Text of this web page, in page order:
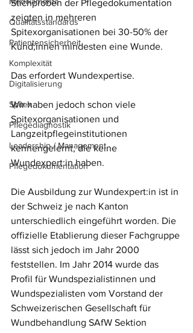
Qualitätsstandards
Patientensicherheit
Komplexität
Digitalisierung
Spitex
Pflegediagnostik
Leadership / Management
Pflegedokumentation
Stichproben der Pflegedokumentation
zeigten in mehreren
Spitexorganisationen bei 30-50% der
Kund;innen mindesten eine Wunde.
Das erfordert Wundexpertise.
Wir haben jedoch schon viele
Spitexorganisationen und
Langzeitpflegeinstitutionen
kennengelernt, die keine
Wundexpert:in haben.
Die Ausbildung zur Wundexpert:in ist in
der Schweiz je nach Kanton
unterschiedlich eingeführt worden. Die
offizielle Etablierung dieser Fachgruppe
lässt sich jedoch im Jahr 2000
feststellen. Im Jahr 2014 wurde das
Profil für Wundspezialistinnen und
Wundspezialisten vom Vorstand der
Schweizerischen Gesellschaft für
Wundbehandlung SAfW Sektion